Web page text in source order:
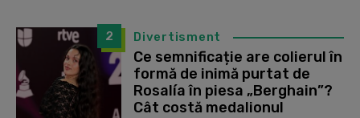
2 Divertisment
Ce semnificație are colierul în
formă de inimă purtat de
Rosalía în piesa „Berghain”?
Cât costă medalionul